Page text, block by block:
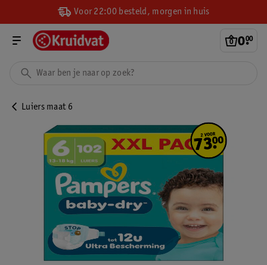
Voor 22:00 besteld, morgen in huis
0.
00
Luiers maat 6